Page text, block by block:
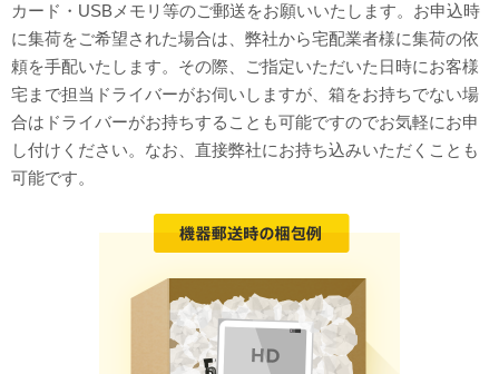
カード・USBメモリ等のご郵送をお願いいたします。お申込時
に集荷をご希望された場合は、弊社から宅配業者様に集荷の依
頼を手配いたします。その際、ご指定いただいた日時にお客様
宅まで担当ドライバーがお伺いしますが、箱をお持ちでない場
合はドライバーがお持ちすることも可能ですのでお気軽にお申
し付けください。なお、直接弊社にお持ち込みいただくことも
可能です。